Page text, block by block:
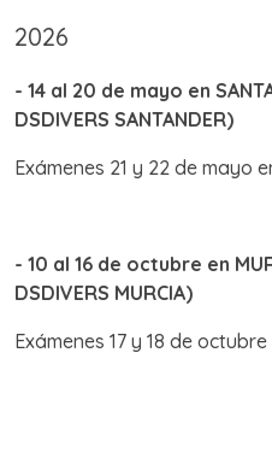
2026
- 14 al 20 de mayo en
DSDIVERS SANTANDER)
Exámenes 21 y 22 de mayo
- 10 al 16 de octubre en
DSDIVERS MURCIA)
Exámenes 17 y 18 de octubre